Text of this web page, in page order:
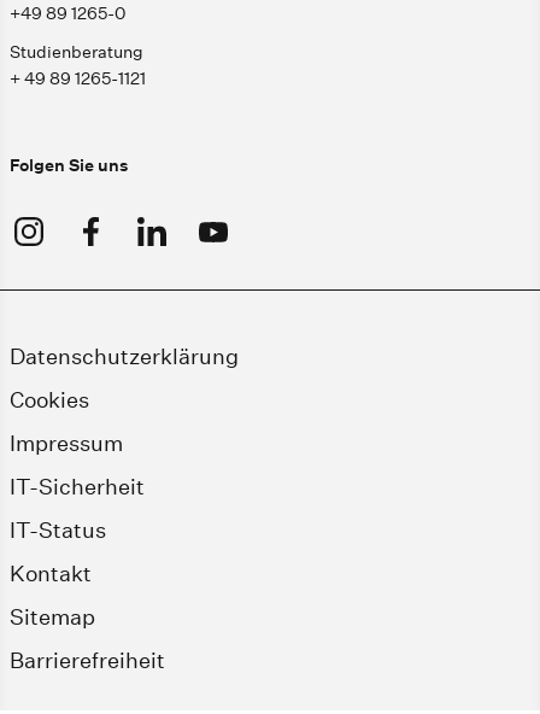
+49 89 1265-0
Studienberatung
+ 49 89 1265-1121
Folgen Sie uns
Datenschutzerklärung
Cookies
Impressum
IT-Sicherheit
IT-Status
Kontakt
Sitemap
Barrierefreiheit